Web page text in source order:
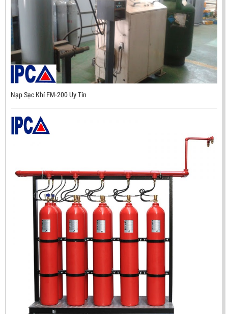
Mã sản phẩm: UX300
ĐẦU BÁO TIA LỬA IR3 RX500 CHỐNG CHÁY NỔ TIÊU
CHUẨN FM HÀN QUỐC
LIÊN HỆ
Mã sản phẩm: RX500
Nạp Sạc Khí FM-200 Uy Tín